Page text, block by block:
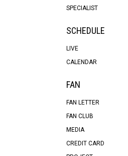
SPECIALIST
SCHEDULE
LIVE
CALENDAR
FAN
FAN LETTER
FAN CLUB
MEDIA
CREDIT CARD